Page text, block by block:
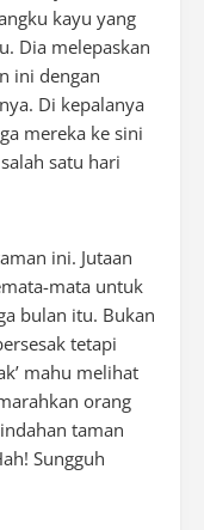
kayu yang
Dia melepaskan
ini dengan
Di kepalanya
mereka ke sini
satu hari
ini. Jutaan
mata untuk
bulan itu. Bukan
tetapi
mahu melihat
orang
taman
Sungguh